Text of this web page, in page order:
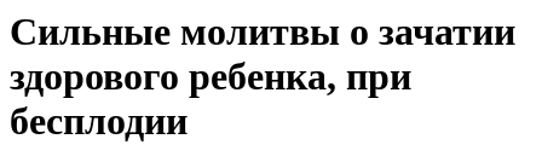
Сильные молитвы о зачатии
здорового ребенка, при
бесплодии